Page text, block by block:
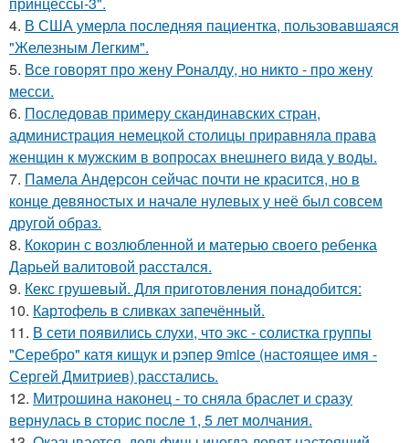
4. В США умерла последняя пациентка, пользовавшаяся
"Железным Легким".
5. Все говорят про жену Роналду, но никто - про жену
месси.
6. Последовав примеру скандинавских стран,
администрация немецкой столицы приравняла права
женщин к мужским в вопросах внешнего вида у воды.
7. Памела Андерсон сейчас почти не красится, но в
конце девяностых и начале нулевых у неё был совсем
другой образ.
8. Кокорин с возлюбленной и матерью своего ребенка
Дарьей валитовой расстался.
9. Кекс грушевый. Для приготовления понадобится:
10. Картофель в сливках запечённый.
11. В сети появились слухи, что экс - солистка группы
"Серебро" катя кищук и рэпер 9mice (настоящее имя -
Сергей Дмитриев) расстались.
12. Митрошина наконец - то сняла браслет и сразу
вернулась в сторис после 1, 5 лет молчания.